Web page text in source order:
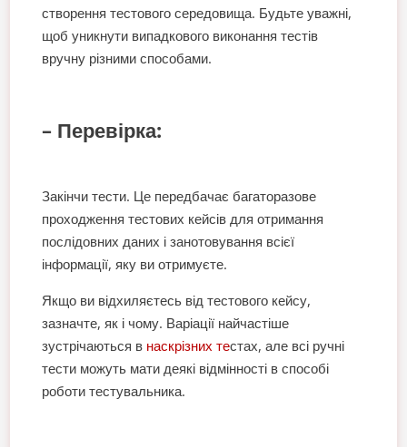
створення тестового середовища. Будьте уважні,
щоб уникнути випадкового виконання тестів
вручну різними способами.
– Перевірка:
Закінчи тести. Це передбачає багаторазове
проходження тестових кейсів для отримання
послідовних даних і занотовування всієї
інформації, яку ви отримуєте.
Якщо ви відхиляєтесь від тестового кейсу,
зазначте, як і чому. Варіації найчастіше
зустрічаються в наскрізних тестах, але всі ручні
тести можуть мати деякі відмінності в способі
роботи тестувальника.